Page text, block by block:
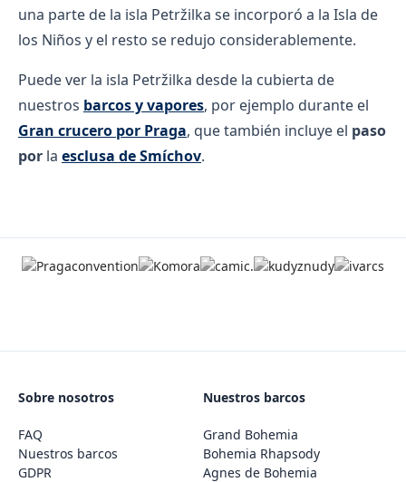
una parte de la isla Petržilka se incorporó a la Isla de
los Niños y el resto se redujo considerablemente.
Puede ver la isla Petržilka desde la cubierta de
nuestros barcos y vapores, por ejemplo durante el
Gran crucero por Praga, que también incluye el paso
por la esclusa de Smíchov.
Sobre nosotros
FAQ
Nuestros barcos
GDPR
Nuestros barcos
Grand Bohemia
Bohemia Rhapsody
Agnes de Bohemia